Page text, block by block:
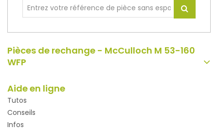
Pièces de rechange - McCulloch M 53-160
WFP
Aide en ligne
Tutos
Conseils
Infos